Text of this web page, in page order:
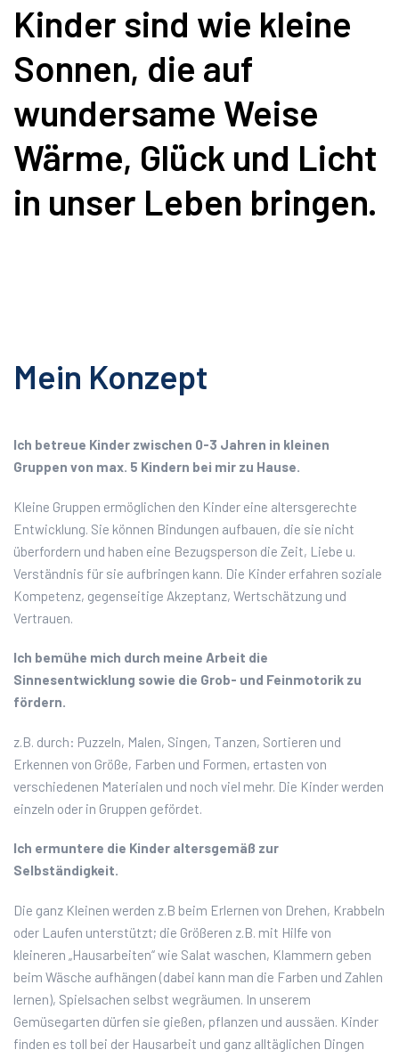
Kinder sind wie kleine
Sonnen, die auf
wundersame Weise
Wärme, Glück und Licht
in unser Leben bringen.
Mein Konzept
Ich betreue Kinder zwischen 0-3 Jahren in kleinen
Gruppen von max. 5 Kindern bei mir zu Hause.
Kleine Gruppen ermöglichen den Kinder eine altersgerechte
Entwicklung. Sie können Bindungen aufbauen, die sie nicht
überfordern und haben eine Bezugsperson die Zeit, Liebe u.
Verständnis für sie aufbringen kann. Die Kinder erfahren soziale
Kompetenz, gegenseitige Akzeptanz, Wertschätzung und
Vertrauen.
Ich bemühe mich durch meine Arbeit die
Sinnesentwicklung sowie die Grob- und Feinmotorik zu
fördern.
z.B. durch: Puzzeln, Malen, Singen, Tanzen, Sortieren und
Erkennen von Größe, Farben und Formen, ertasten von
verschiedenen Materialen und noch viel mehr. Die Kinder werden
einzeln oder in Gruppen gefördet.
Ich ermuntere die Kinder altersgemäß zur
Selbständigkeit.
Die ganz Kleinen werden z.B beim Erlernen von Drehen, Krabbeln
oder Laufen unterstützt; die Größeren z.B. mit Hilfe von
kleineren „Hausarbeiten“ wie Salat waschen, Klammern geben
beim Wäsche aufhängen (dabei kann man die Farben und Zahlen
lernen), Spielsachen selbst wegräumen. In unserem
Gemüsegarten dürfen sie gießen, pflanzen und aussäen. Kinder
finden es toll bei der Hausarbeit und ganz alltäglichen Dingen